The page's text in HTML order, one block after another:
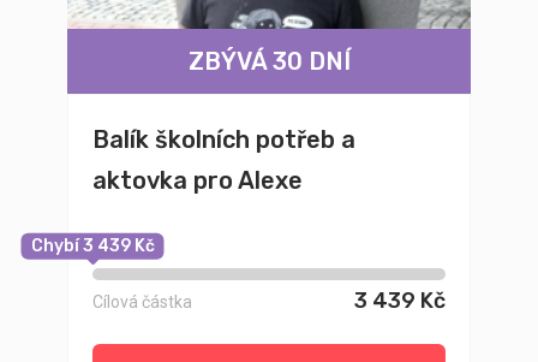
ZBÝVÁ 30 DNÍ
Balík školních potřeb a
aktovka pro Alexe
Chybí 3 439 Kč
Cílová částka 3 439 Kč